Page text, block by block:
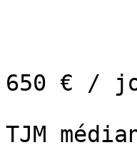
650 € /
TJM